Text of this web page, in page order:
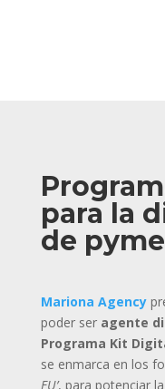
para la
de
Mariona Agency
poder ser agente
Programa Kit
se enmarca en los
EU’, para potenciar